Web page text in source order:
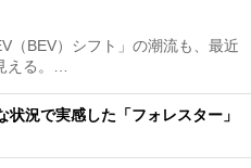
BEV）シフト」の潮流も、最近
える。…
状況で実感した「フォレスター」